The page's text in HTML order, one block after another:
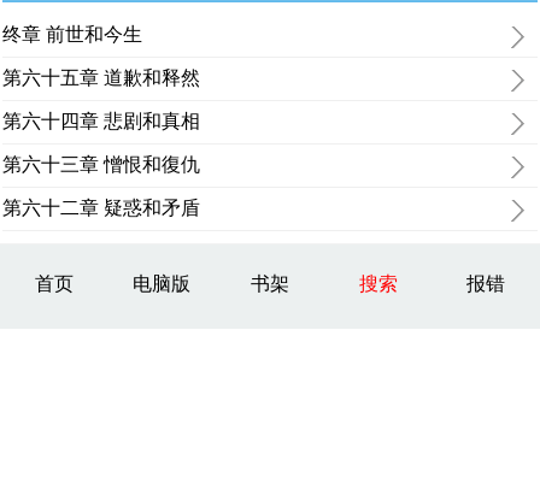
终章 前世和今生
第六十五章 道歉和释然
第六十四章 悲剧和真相
第六十三章 憎恨和復仇
第六十二章 疑惑和矛盾
首页 电脑版 书架 搜索 报错